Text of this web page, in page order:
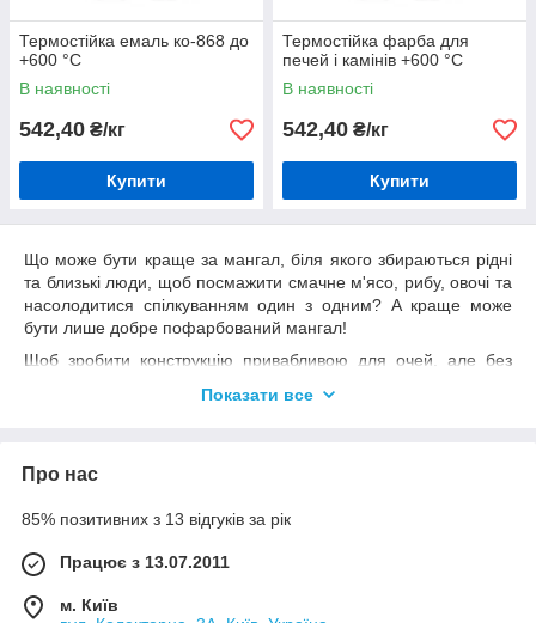
Термостійка емаль ко-868 до
+600 °С
В наявності
542,40 ₴/кг
Купити
Термостійка фарба для
печей і камінів +600 °С
В наявності
542,40 ₴/кг
Купити
Що може бути краще за мангал, біля якого збираються рідні
та близькі люди, щоб посмажити смачне м'ясо, рибу, овочі та
насолодитися спілкуванням один з одним? А краще може
бути лише добре пофарбований мангал!
Щоб зробити конструкцію привабливою для очей, але без
підійти до вибору фарби, правильно провести процедуру.
враховувати під час вибору, покупки?
для мангала, яка здатна витримувати високі температури без
шкоди зовнішньому вигляду, втрати робочих якостей. Коли
горить вогонь, температура розподіляється в жаровні
нерівномірно, але якісні лакофарбові матеріали, спеціально
Показати все
Про нас
85% позитивних з 13 відгуків за рік
Працює з 13.07.2011
м. Київ